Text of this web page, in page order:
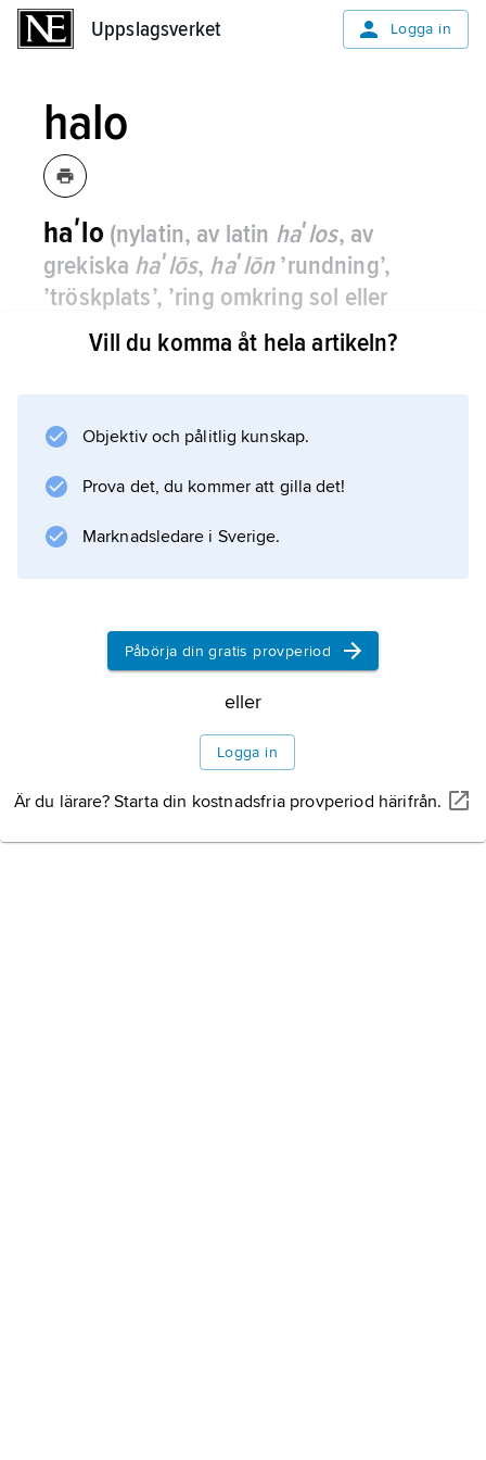
Uppslagsverket Logga in
halo
haʹlo (nylatin, av latin haʹlos, av
grekiska haʹlōs, haʹlōn’rundning’,
’tröskplats’, ’ring omkring sol eller
måne’), inom meteorologin, se
halofenomen.
Information om artikeln
Vill du komma åt hela artikeln?
Objektiv och pålitlig kunskap.
Prova det, du kommer att gilla det!
Marknadsledare i Sverige.
Påbörja din gratis provperiod
eller
Logga in
Är du lärare? Starta din kostnadsfria provperiod härifrån.